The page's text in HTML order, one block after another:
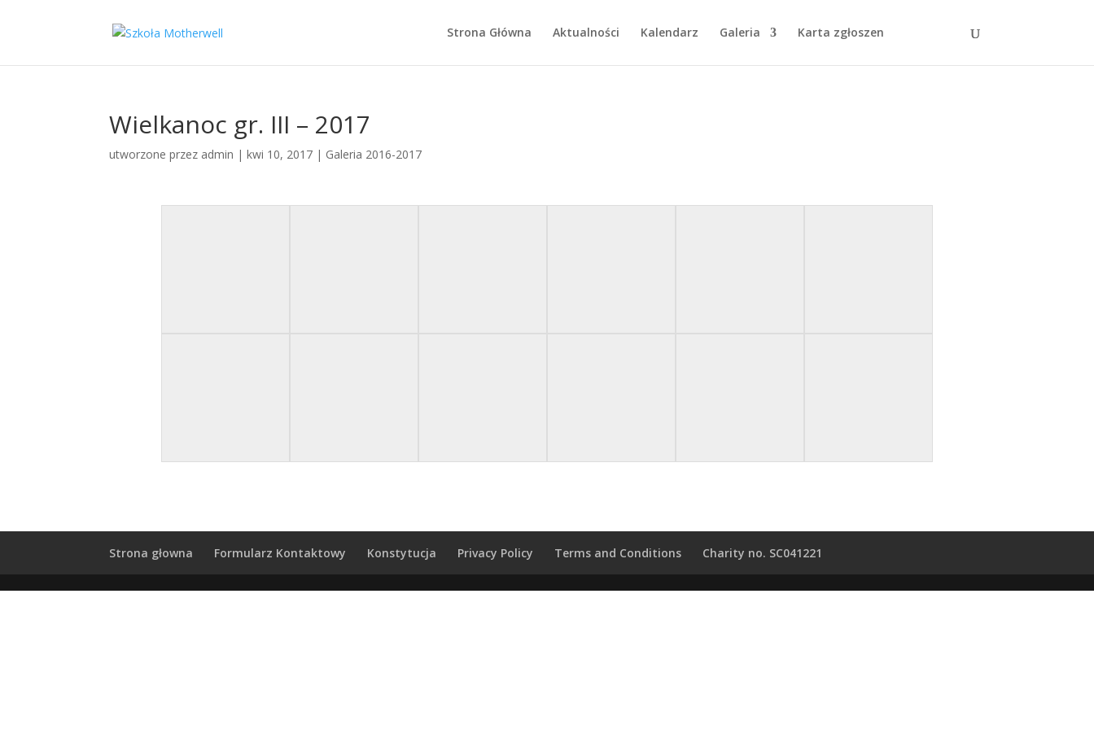
Strona Główna Aktualności Kalendarz Galeria Karta zgłoszen
Wielkanoc gr. III – 2017
utworzone przez admin |kwi 10, 2017 | Galeria 2016-2017
Strona głowna Formularz Kontaktowy Konstytucja Privacy Policy Terms and Conditions Charity no. SC041221